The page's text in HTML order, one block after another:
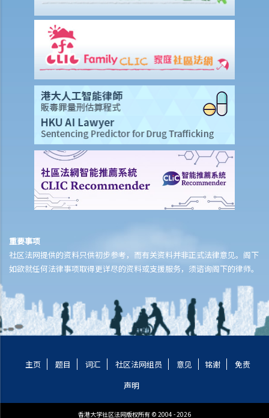
5. 被捕后有什么程序？
6. 如果未成年人被捕，警方会主动联络其家长或师长吗？
7. 我知道我的未成年子女被捕，但我不知道他身处哪个警署，我该怎么
8. 被捕后，我可以离开香港吗？
F. 《有组织及严重罪行条例》（第455章）赋予的权力
G. 盘问及对待证人与被扣留人士
1. 如果警方只是要求我到警署协助调查，我是否一定要去？他们可否把
我扣留在警署内？
2. 如果我被拘捕并扣留在警署内，警方最多可以扣留我多久？在什么情
况下，警方可以把我扣留更长时间？
3. 我是否一定会被扣留48小时？
4. 当我被扣留在警署内及被警方盘问期间，我有什么权利可以保护自
5. 如果警方没有依照合法程序而进行盘问、搜查、拘捕、扣留或捡走物
品，可能会出现什么后果？
6. 如果我被扣留在警署内，如何可以去找律师? 如果我无钱聘请律师，
7. 如果我被扣留在警署内，而我想保释外出，可以怎办？
8. 如果警方对我作出不当行为（例如非法闯入私人地方或以武力迫
供），我可以怎样投诉他们？
10. 我给警方提供了一份证人供词。其后，我被拘捕及控告。控方可以
11. 我发现我的供词有误，但我已经在供词上签署，我应该怎样做？
重要事项
社区法网提供的资料只供初步参考，而有关资料并非正式法律意见。阁下
如欲就任何法律事项取得更详尽的资料或支援服务，须谘询阁下的律师。
主页 题目 词汇 社区法网组员 意见 铭谢
免责
声明
香港大学社区法网版权所有 © 2004 - 2026